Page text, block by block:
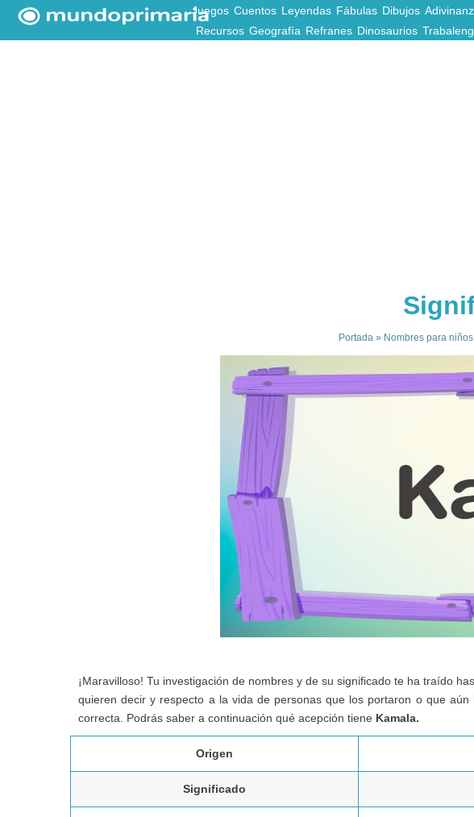
Juegos Cuentos Leyendas Fábulas Dibujos
Recursos Geografía Refranes Dinosaurios
Portada» Nombres para
¡Maravilloso! Tu investigación de nombres y de su significado te ha traído
quieren decir y respecto a la vida de personas que los portaron o que
correcta. Podrás saber a continuación qué acepción tiene Kamala.
Origen
Significado